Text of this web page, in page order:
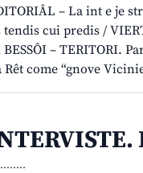
– La int e je
tendis cui predis /
BESSÔI – TERITORI.
Rêt come “gnove